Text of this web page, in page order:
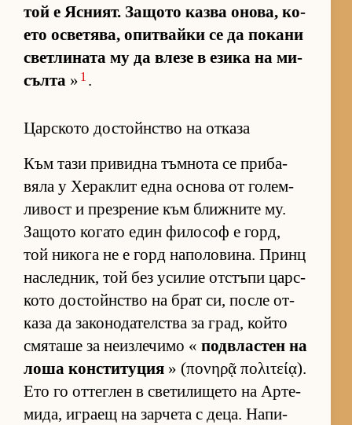
той е Яс­ни­ят. За­щото казва оно­ва, ко­
ето ос­ве­тя­ва, опит­вайки се да по­кани
свет­ли­ната му да влезе в езика на ми­
сълта » 1 .
Царското достойнство на отказа
Към тази при­видна тъм­нота се при­ба­
вяла у Хе­рак­лит една ос­нова от го­лем­
ли­вост и през­ре­ние към ближ­ните му.
За­щото ко­гато един фи­ло­соф е горд,
той ни­кога не е горд на­по­ло­ви­на. Принц
нас­лед­ник, той без уси­лие от­с­тъпи цар­с­
кото дос­тойн­с­тво на брат си, после от­
каза да за­ко­но­да­тел­с­тва за град, който
смя­таше за не­из­ле­чимо « под­в­лас­тен на
лоша кон­с­ти­ту­ция » (πονηρᾷ πολιτείᾳ).
Ето го от­тег­лен в све­ти­ли­щето на Ар­те­
ми­да, иг­раещ на зар­чета с де­ца. На­пи­